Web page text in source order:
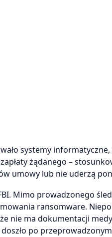
systemy
żądanego –
umowy lub nie uderzą
Mimo prowadzonego
ransomware.
nie ma dokumentacji
po